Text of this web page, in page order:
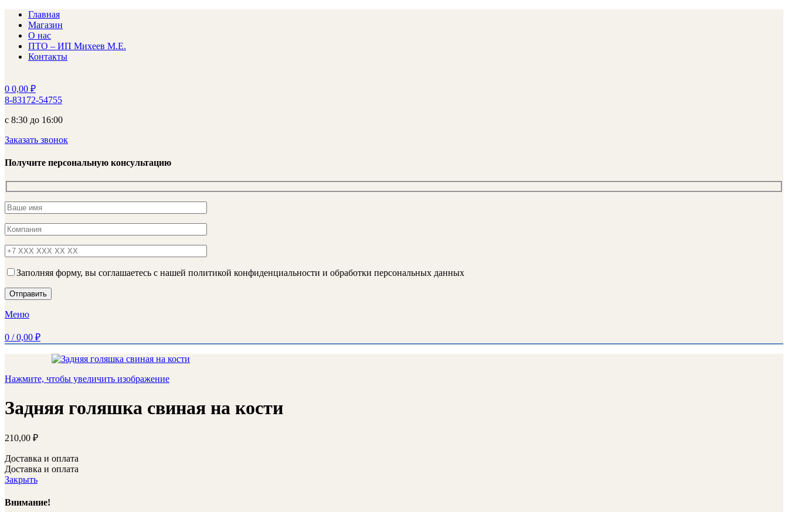
Главная
Магазин
О нас
ПТО – ИП Михеев М.Е.
Контакты
0 0,00 ₽
8-83172-54755
с 8:30 до 16:00
Заказать звонок
Получите персональную консультацию
Заполняя форму, вы соглашаетесь с нашей политикой конфиденциальности и обработки персональных данных
Меню
0 / 0,00 ₽
Нажмите, чтобы увеличить изображение
Задняя голяшка свиная на кости
210,00 ₽
Доставка и оплата
Доставка и оплата
Закрыть
Внимание!